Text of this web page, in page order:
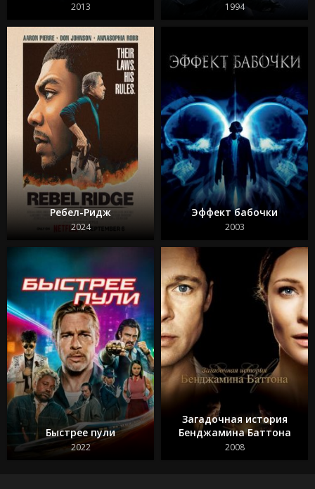
2013 1994
Ребел-Ридж
2024
Эффект бабочки
2003
Быстрее пули
2022
Загадочная история
Бенджамина Баттона
2008